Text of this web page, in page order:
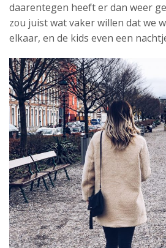
daarentegen heeft er dan weer
zou juist wat vaker willen dat we
elkaar, en de kids even een